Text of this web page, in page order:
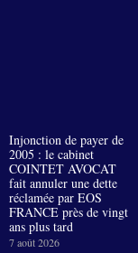
Injonction de payer de
2005 : le cabinet
COINTET AVOCAT
fait annuler une dette
réclamée par EOS
FRANCE près de vingt
ans plus tard
7 août 2026